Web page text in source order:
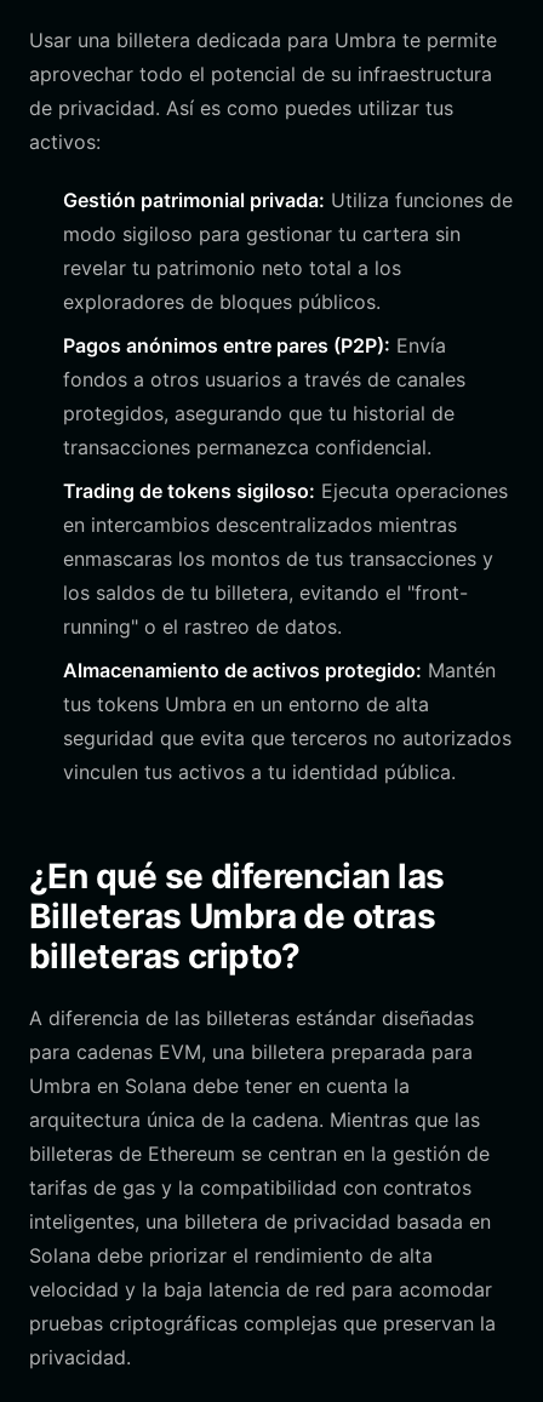
Usar una billetera dedicada para Umbra te permite
aprovechar todo el potencial de su infraestructura
de privacidad. Así es como puedes utilizar tus
activos:
Gestión patrimonial privada: Utiliza funciones de
modo sigiloso para gestionar tu cartera sin
revelar tu patrimonio neto total a los
exploradores de bloques públicos.
Pagos anónimos entre pares (P2P): Envía
fondos a otros usuarios a través de canales
protegidos, asegurando que tu historial de
transacciones permanezca confidencial.
Trading de tokens sigiloso: Ejecuta operaciones
en intercambios descentralizados mientras
enmascaras los montos de tus transacciones y
los saldos de tu billetera, evitando el "front-
running" o el rastreo de datos.
Almacenamiento de activos protegido: Mantén
tus tokens Umbra en un entorno de alta
seguridad que evita que terceros no autorizados
vinculen tus activos a tu identidad pública.
¿En qué se diferencian las
Billeteras Umbra de otras
billeteras cripto?
A diferencia de las billeteras estándar diseñadas
para cadenas EVM, una billetera preparada para
Umbra en Solana debe tener en cuenta la
arquitectura única de la cadena. Mientras que las
billeteras de Ethereum se centran en la gestión de
tarifas de gas y la compatibilidad con contratos
inteligentes, una billetera de privacidad basada en
Solana debe priorizar el rendimiento de alta
velocidad y la baja latencia de red para acomodar
pruebas criptográficas complejas que preservan la
privacidad.